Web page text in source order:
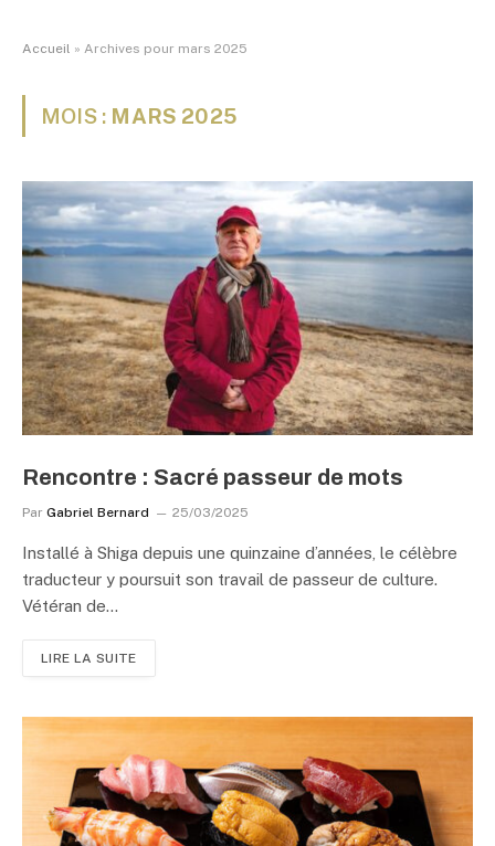
Accueil » Archives pour mars 2025
MOIS : MARS 2025
Rencontre : Sacré passeur de mots
Par Gabriel Bernard 25/03/2025
Installé à Shiga depuis une quinzaine d’années, le célèbre
traducteur y poursuit son travail de passeur de culture.
Vétéran de…
LIRE LA SUITE